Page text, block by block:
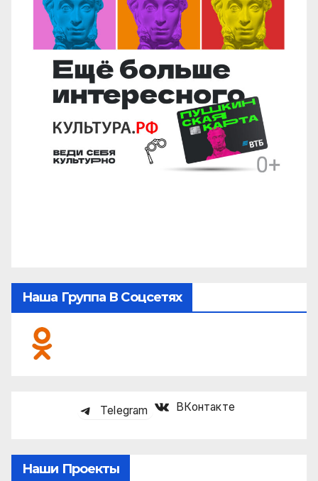
Наша Группа В Соцсетях
Telegram ВКонтакте
Наши Проекты